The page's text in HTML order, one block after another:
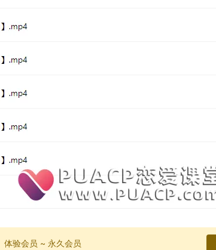
体验会员 ~ 永久会员